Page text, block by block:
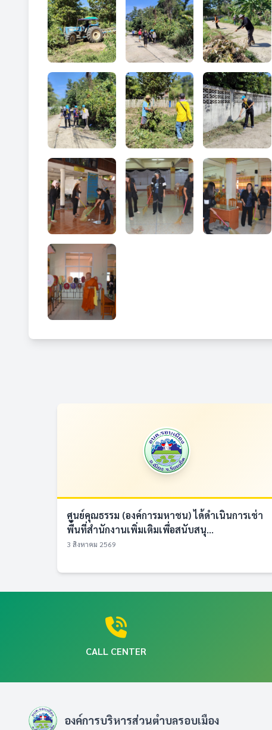
ศูนย์คุณธรรม (องค์การมหาชน) ได้ดำเนินการเช่า
พื้นที่สำนักงานเพิ่มเติมเพื่อสนับสนุ...
3 สิงหาคม 2569
CALL CENTER
องค์การบริหารส่วนตำบลรอบเมือง